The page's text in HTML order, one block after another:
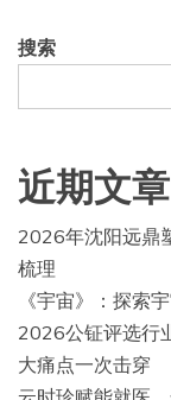
搜索
近期文章
2026年沈阳远鼎
梳理
《宇宙》：探索
2026公钲评选行
大痛点一次击穿